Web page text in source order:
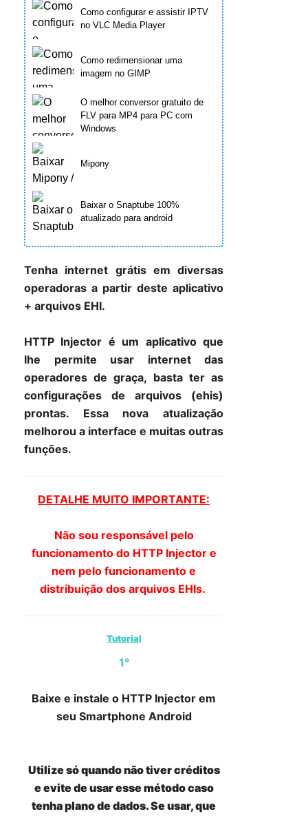
Como configurar e assistir IPTV
no VLC Media Player
Como redimensionar uma
imagem no GIMP
O melhor conversor gratuito de
FLV para MP4 para PC com
Windows
Mipony
Baixar o Snaptube 100%
atualizado para android
Tenha internet grátis em diversas
operadoras a partir deste aplicativo
+ arquivos EHI.
HTTP Injector é um aplicativo que
lhe permite usar internet das
operadores de graça, basta ter as
configurações de arquivos (ehis)
prontas. Essa nova atualização
melhorou a interface e muitas outras
funções.
DETALHE MUITO IMPORTANTE:
Não sou responsável pelo
funcionamento do HTTP Injector e
nem pelo funcionamento e
distribuição dos arquivos EHIs.
Tutorial
1°
Baixe e instale o HTTP Injector em
seu Smartphone Android
Utilize só quando não tiver créditos
e evite de usar esse método caso
tenha plano de dados. Se usar, que